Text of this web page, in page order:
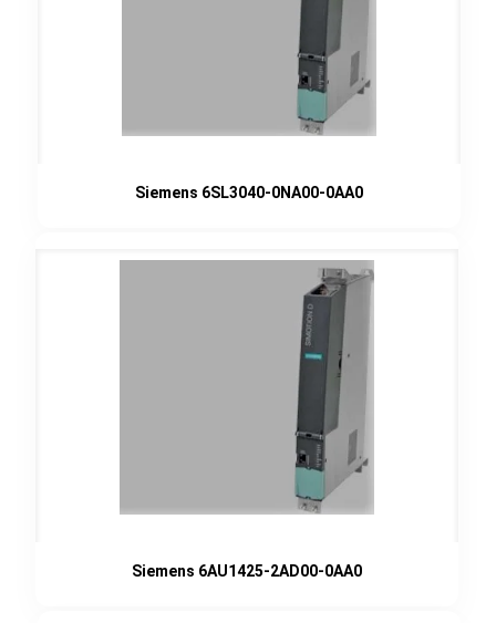
Siemens 6SL3040-0NA00-0AA0
Siemens 6AU1425-2AD00-0AA0